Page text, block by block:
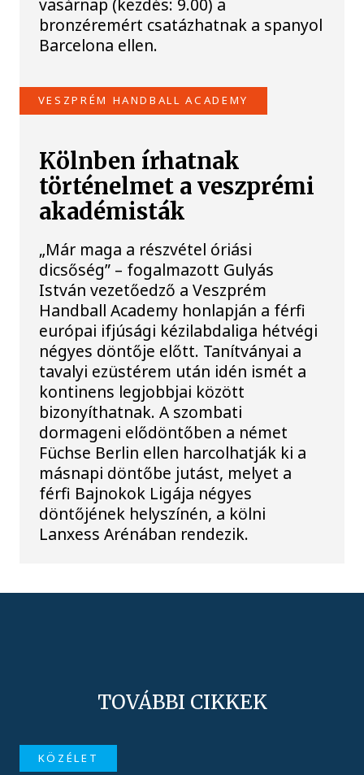
vasárnap (kezdés: 9.00) a
bronzéremért csatázhatnak a spanyol
Barcelona ellen.
VESZPRÉM HANDBALL ACADEMY
Kölnben írhatnak
történelmet a veszprémi
akadémisták
„Már maga a részvétel óriási
dicsőség” – fogalmazott Gulyás
István vezetőedző a Veszprém
Handball Academy honlapján a férfi
európai ifjúsági kézilabdaliga hétvégi
négyes döntője előtt. Tanítványai a
tavalyi ezüstérem után idén ismét a
kontinens legjobbjai között
bizonyíthatnak. A szombati
dormageni elődöntőben a német
Füchse Berlin ellen harcolhatják ki a
másnapi döntőbe jutást, melyet a
férfi Bajnokok Ligája négyes
döntőjének helyszínén, a kölni
Lanxess Arénában rendezik.
TOVÁBBI CIKKEK
KÖZÉLET